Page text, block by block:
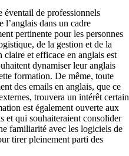
éventail de professionnels
l’anglais dans un cadre
pertinente pour les personnes
de la gestion et de la
et efficace en anglais est
dynamiser leur anglais
formation. De même, toute
des emails en anglais, que ce
trouvera un intérêt certain
est également ouverte aux
et qui souhaiteraient consolider
familiarité avec les logiciels de
tirer pleinement parti des